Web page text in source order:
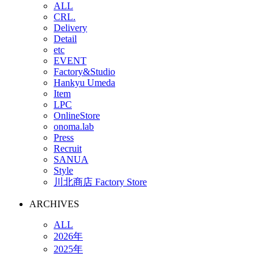
ALL
CRL.
Delivery
Detail
etc
EVENT
Factory&Studio
Hankyu Umeda
Item
LPC
OnlineStore
onoma.lab
Press
Recruit
SANUA
Style
川北商店 Factory Store
ARCHIVES
ALL
2026年
2025年